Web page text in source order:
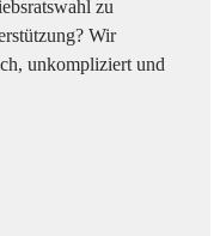
zu
Wir
unkompliziert und